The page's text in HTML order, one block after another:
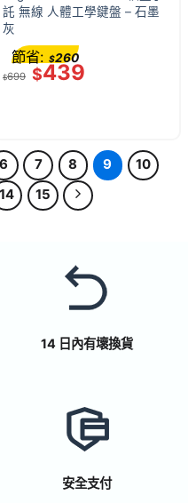
託 無線 人體工學鍵盤 – 石墨
灰
$699 $439
節省: $260
6 7 8 9
10
14 15
14 日內有壞換貨
安全支付